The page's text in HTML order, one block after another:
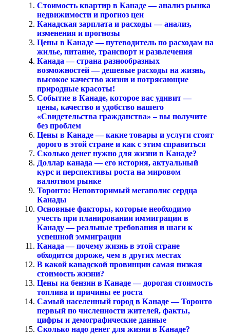
Стоимость квартир в Канаде — анализ рынка
недвижимости и прогноз цен
Канадская зарплата и расходы — анализ,
изменения и прогнозы
Цены в Канаде — путеводитель по расходам на
жилье, питание, транспорт и развлечения
Канада — страна разнообразных
возможностей — дешевые расходы на жизнь,
высокое качество жизни и потрясающие
природные красоты!
Событие в Канаде, которое вас удивит —
цены, качество и удобство нашего
«Свидетельства гражданства» – вы получите
без проблем
Цены в Канаде — какие товары и услуги стоят
дорого в этой стране и как с этим справиться
Сколько денег нужно для жизни в Канаде?
Доллар канада — его история, актуальный
курс и перспективы роста на мировом
валютном рынке
Торонто: Неповторимый мегаполис сердца
Канады
Основные факторы, которые необходимо
учесть при планировании иммиграции в
Канаду — реальные требования и шаги к
успешной эммиграции
Канада — почему жизнь в этой стране
обходится дороже, чем в других местах
В какой канадской провинции самая низкая
стоимость жизни?
Цены на бензин в Канаде — дорогая стоимость
топлива и причины ее роста
Самый населенный город в Канаде — Торонто
первый по численности жителей, факты,
цифры и демографические данные
Сколько надо денег для жизни в Канаде?